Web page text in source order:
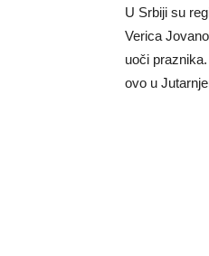
U Srbiji su
Verica
uoči
ovo u